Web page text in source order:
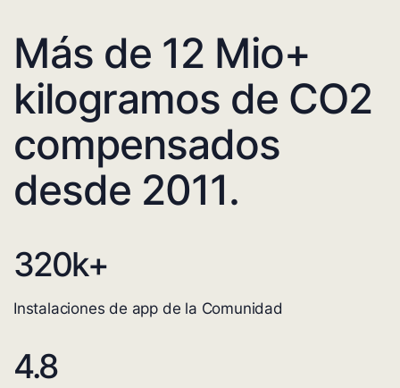
Más de 12 Mio+
kilogramos de CO2
compensados
desde 2011.
320k+
Instalaciones de app de la Comunidad
4.8